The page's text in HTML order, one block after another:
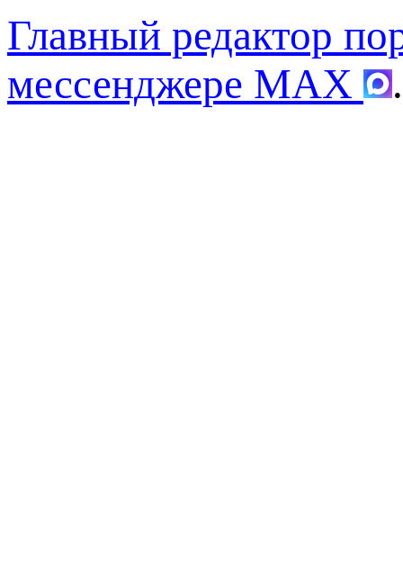
Главный редактор
мессенджере MAX
.